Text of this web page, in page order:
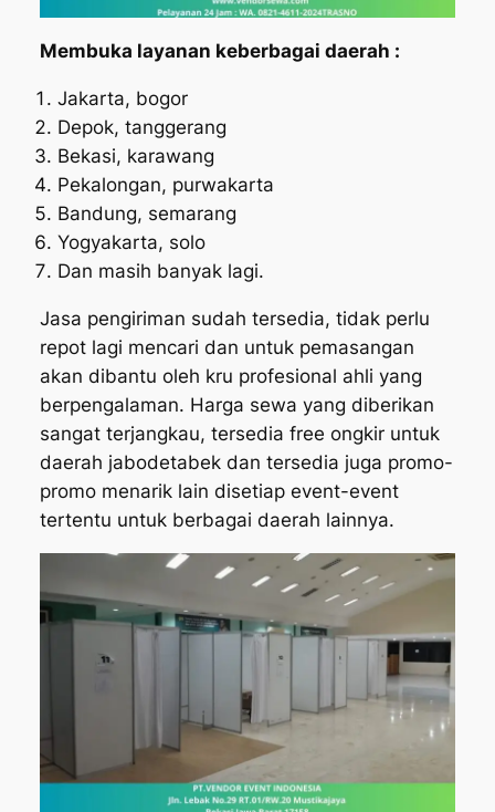
Membuka layanan keberbagai daerah :
Jakarta, bogor
Depok, tanggerang
Bekasi, karawang
Pekalongan, purwakarta
Bandung, semarang
Yogyakarta, solo
Dan masih banyak lagi.
Jasa pengiriman sudah tersedia, tidak perlu
repot lagi mencari dan untuk pemasangan
akan dibantu oleh kru profesional ahli yang
berpengalaman. Harga sewa yang diberikan
sangat terjangkau, tersedia free ongkir untuk
daerah jabodetabek dan tersedia juga promo-
promo menarik lain disetiap event-event
tertentu untuk berbagai daerah lainnya.